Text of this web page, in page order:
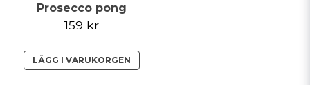
Prosecco pong
159 kr
LÄGG I VARUKORGEN